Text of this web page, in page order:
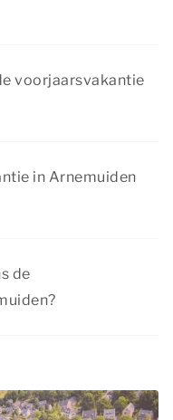
voorjaarsvakantie
in Arnemuiden
Wacht dus niet te
de
2 honden
staat